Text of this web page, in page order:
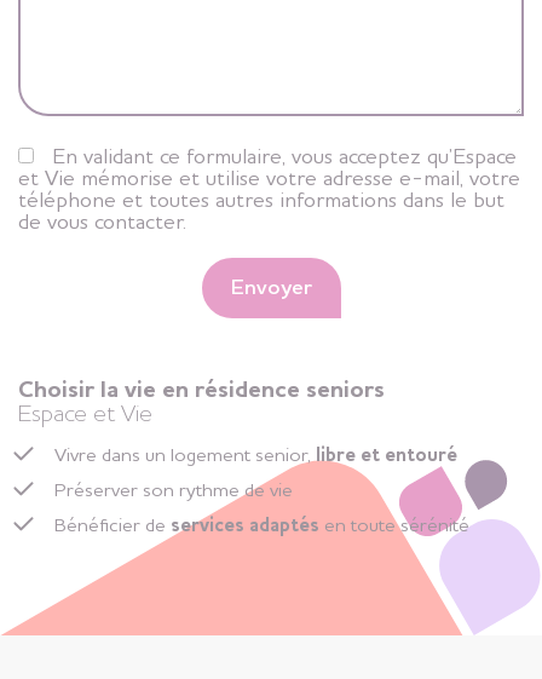
En validant ce formulaire, vous acceptez qu’Espace
et Vie mémorise et utilise votre adresse e-mail, votre
téléphone et toutes autres informations dans le but
de vous contacter.
Envoyer
Choisir la vie en résidence seniors
Espace et Vie
Vivre dans un logement senior, libre et entouré
Préserver son rythme de vie
Bénéficier de services adaptés en toute sérénité